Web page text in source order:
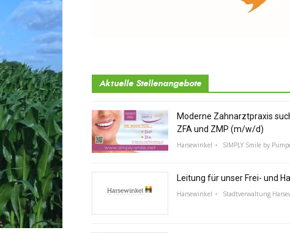
Aktuelle Stellenangebote
Moderne Zahnarztpraxis
ZFA und ZMP (m/w/d)
Harsewinkel SIMPLY Smile by
Leitung für unser Frei- und
Harsewinkel Stadtverwaltung